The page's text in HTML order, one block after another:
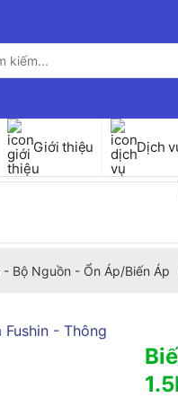
Giới thiệu Dịch
Bộ Nguồn - Ổn Áp/Biến Áp